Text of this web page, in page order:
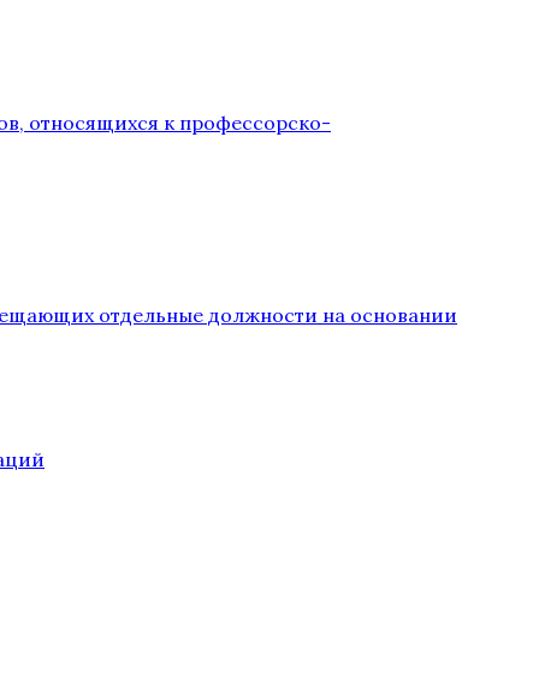
относящихся к профессорско-
отдельные должности на основании